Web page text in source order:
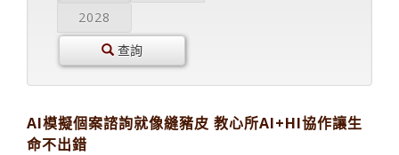
2028
查詢
AI模擬個案諮詢就像縫豬皮 教心所AI+HI協作讓生
命不出錯